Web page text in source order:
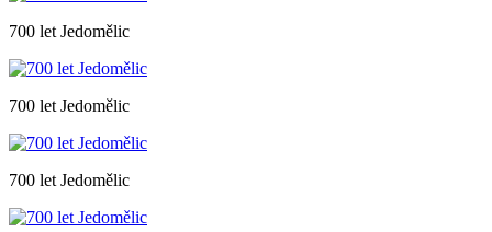
700 let Jedomělic
700 let Jedomělic
700 let Jedomělic